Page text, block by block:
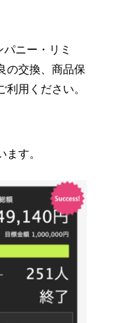
ニー・リミ
の交換、商品保
用ください。
す。